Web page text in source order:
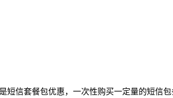
信套餐包优惠，一次性购买一定量的短信